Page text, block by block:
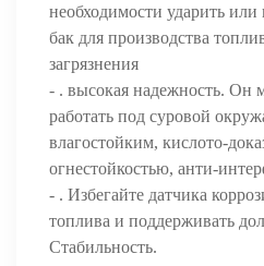
необходимости ударить
бак для производства
загрязнения
- . высокая надежность. Он
работать под суровой
влагостойким, кислото-
огнестойкостью, анти-
- . Избегайте датчика
топлива и поддерживать
Стабильность.